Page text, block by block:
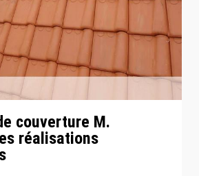
couverture M.
réalisations